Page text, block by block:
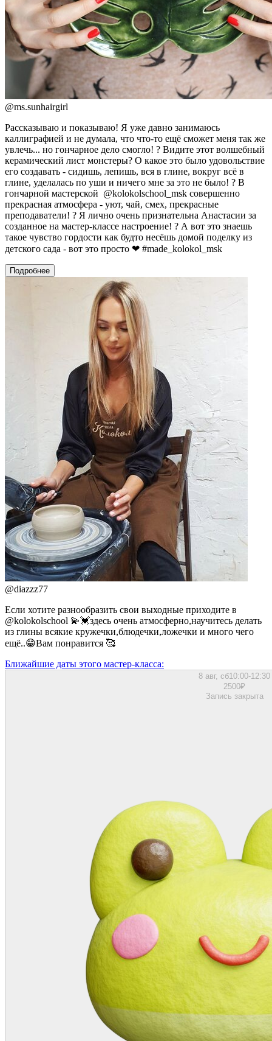
@ms.sunhairgirl
Рассказываю и показываю! Я уже давно занимаюсь
каллиграфией и не думала, что что-то ещё сможет меня так же
увлечь... но гончарное дело смогло! ? Видите этот волшебный
керамический лист монстеры? О какое это было удовольствие
его создавать - сидишь, лепишь, вся в глине, вокруг всё в
глине, уделалась по уши и ничего мне за это не было! ? В
гончарной мастерской @kolokolschool_msk совершенно
прекрасная атмосфера - уют, чай, смех, прекрасные
преподаватели! ? Я лично очень признательна Анастасии за
созданное на мастер-классе настроение! ? А вот это знаешь
такое чувство гордости как будто несёшь домой поделку из
детского сада - вот это просто ❤ #made_kolokol_msk
Подробнее
@diazzz77
Если хотите разнообразить свои выходные приходите в
@kolokolschool 💫💓здесь очень атмосферно,научитесь делать
из глины всякие кружечки,блюдечки,ложечки и много чего
ещё..😁Вам понравится 🥰
Ближайшие даты этого мастер‑класса:
8 авг, сб10:00-12:30
2500₽
Запись закрыта